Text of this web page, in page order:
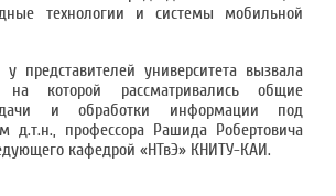
технологии и системы мобильной
представителей университета вызвала
на которой рассматривались общие
и обработки информации под
д.т.н., профессора Рашида Робертовича
кафедрой «НТвЭ» КНИТУ-КАИ.